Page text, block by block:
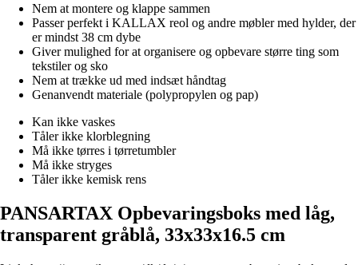
Nem at montere og klappe sammen
Passer perfekt i KALLAX reol og andre møbler med hylder, der
er mindst 38 cm dybe
Giver mulighed for at organisere og opbevare større ting som
tekstiler og sko
Nem at trække ud med indsæt håndtag
Genanvendt materiale (polypropylen og pap)
Kan ikke vaskes
Tåler ikke klorblegning
Må ikke tørres i tørretumbler
Må ikke stryges
Tåler ikke kemisk rens
PANSARTAX Opbevaringsboks med låg,
transparent gråblå, 33x33x16.5 cm